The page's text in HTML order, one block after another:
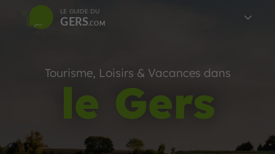
LE GUIDE DU
GERS
Tourisme, Loisirs & Vacances dans
le Gers